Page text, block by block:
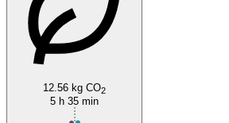
12.56 kg CO2
5 h 35 min